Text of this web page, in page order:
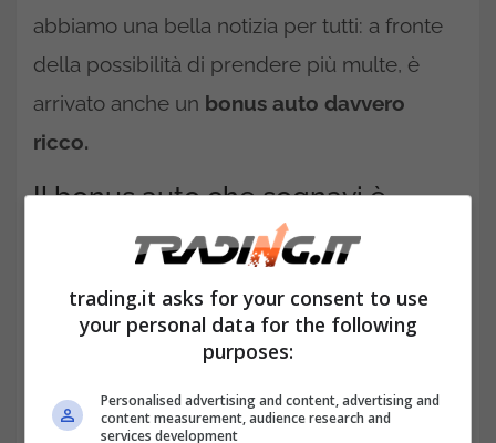
abbiamo una bella notizia per tutti: a fronte
della possibilità di prendere più multe, è
arrivato anche un bonus auto davvero
ricco.
Il bonus auto che sognavi è
diventato realtà: come ottenerlo
trading.it asks for your consent to use
your personal data for the following
purposes:
Personalised advertising and content, advertising and
content measurement, audience research and
services development